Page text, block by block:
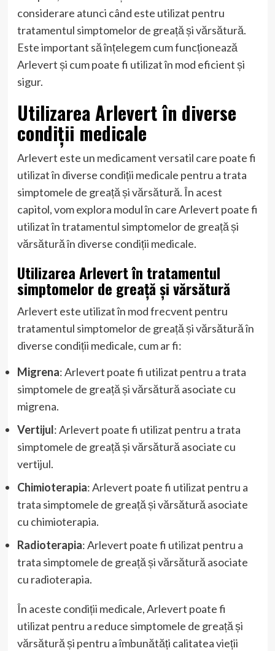
considerare atunci când este utilizat pentru
tratamentul simptomelor de greață și vărsătură.
Este important să înțelegem cum funcționează
Arlevert și cum poate fi utilizat în mod eficient și
sigur.
Utilizarea Arlevert în diverse
condiții medicale
Arlevert este un medicament versatil care poate fi
utilizat în diverse condiții medicale pentru a trata
simptomele de greață și vărsătură. În acest
capitol, vom explora modul în care Arlevert poate fi
utilizat în tratamentul simptomelor de greață și
vărsătură în diverse condiții medicale.
Utilizarea Arlevert în tratamentul
simptomelor de greață și vărsătură
Arlevert este utilizat în mod frecvent pentru
tratamentul simptomelor de greață și vărsătură în
diverse condiții medicale, cum ar fi:
Migrena: Arlevert poate fi utilizat pentru a trata
simptomele de greață și vărsătură asociate cu
migrena.
Vertijul: Arlevert poate fi utilizat pentru a trata
simptomele de greață și vărsătură asociate cu
vertijul.
Chimioterapia: Arlevert poate fi utilizat pentru a
trata simptomele de greață și vărsătură asociate
cu chimioterapia.
Radioterapia: Arlevert poate fi utilizat pentru a
trata simptomele de greață și vărsătură asociate
cu radioterapia.
În aceste condiții medicale, Arlevert poate fi
utilizat pentru a reduce simptomele de greață și
vărsătură și pentru a îmbunătăți calitatea vieții